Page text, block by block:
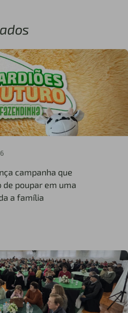
campanha que
poupar em uma
a família